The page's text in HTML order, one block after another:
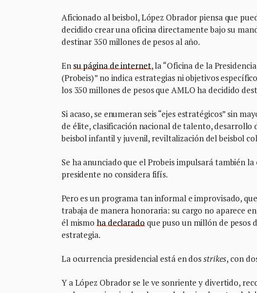
Aficionado al beisbol, López Obrador piensa que
decidido crear una oficina directamente bajo su
destinar 350 millones de pesos al año.
Ensu página de internet, la “Oficina de la
(Probeis)” no indica estrategias ni objetivos
los 350 millones de pesos que AMLO ha decidido
Si acaso, se enumeran seis “ejes estratégicos” sin
de élite, clasificación nacional de talento,
beisbol infantil y juvenil, reviltalización del beisbol
Se ha anunciado que el Probeis impulsará también
presidente no considera fifís.
Pero es un programa tan informal e improvisado,
trabaja de manera honoraria: su cargo no aparece
él mismoha declaradoque puso un millón de pesos
estrategia.
La ocurrencia presidencial está en dosstrikes, con
Y a López Obrador se le ve sonriente y divertido,